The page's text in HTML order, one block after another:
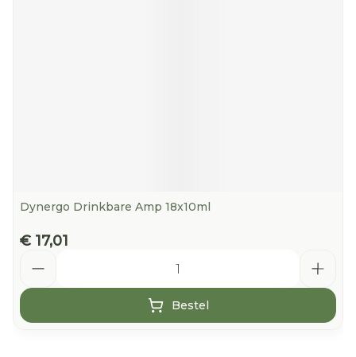
Dynergo Drinkbare Amp 18x10ml
€ 17,01
Bestel